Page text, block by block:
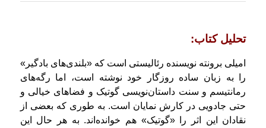
تحلیل كتاب:
امیلی برونته نویسنده رئالیستی است که «بلندی‌های بادگیر»
را به زبان ساده روزگار خود نوشته است، اما رگه‌های
رمانتیسم و سنت داستان‌نویسی گوتیک و فضاهای خیالی و
حتی جادویی در کارش نمایان است. به طوری که بعضی از
نقادان این اثر را «گوتیک» هم خوانده‌اند. به هر حال این